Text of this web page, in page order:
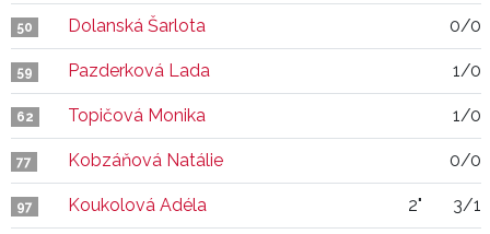
50 Dolanská Šarlota 0/0
59 Pazderková Lada 1/0
62 Topičová Monika 1/0
77 Kobzáňová Natálie 0/0
97 Koukolová Adéla 2" 3/1